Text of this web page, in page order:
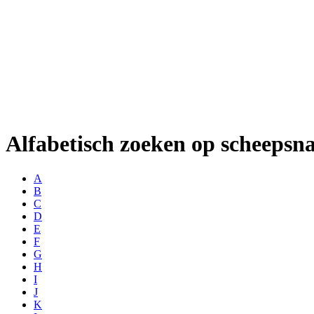
Alfabetisch zoeken op
A
B
C
D
E
F
G
H
I
J
K